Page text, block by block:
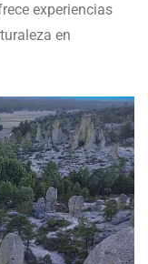
experiencias
en